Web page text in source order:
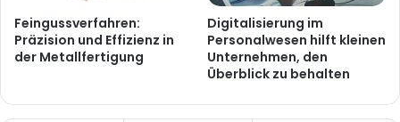
Feingussverfahren:
Präzision und Effizienz in
der Metallfertigung
Digitalisierung im
Personalwesen hilft kleinen
Unternehmen, den
Überblick zu behalten